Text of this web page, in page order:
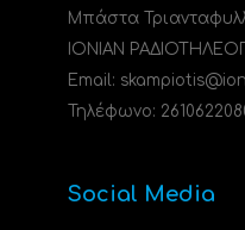
Μπάστα
ΙΟΝΙΑΝ
Email:
Τηλέφωνο:
Social Media